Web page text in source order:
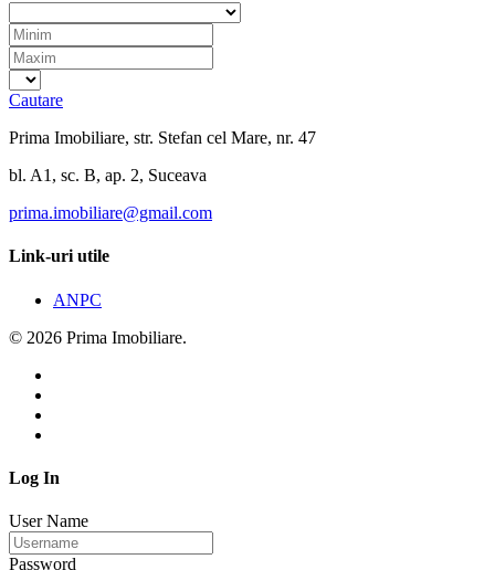
Cautare
Prima Imobiliare, str. Stefan cel Mare, nr. 47
bl. A1, sc. B, ap. 2, Suceava
prima.imobiliare@gmail.com
Link-uri utile
ANPC
© 2026 Prima Imobiliare.
Log In
User Name
Password